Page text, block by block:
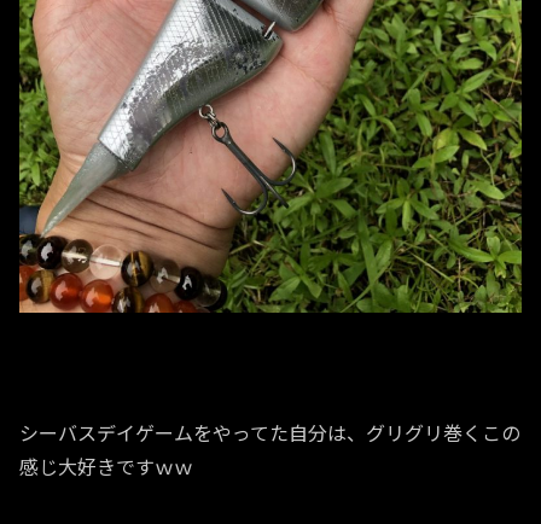
シーバスデイゲームをやってた自分は、グリグリ巻くこの
感じ大好きですｗｗ